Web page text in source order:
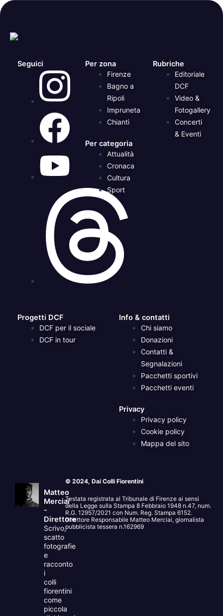
Seguici Per zona
Firenze
Bagno a
Ripoli
Impruneta
Chianti
Per categoria
Attualità
Cronaca
Cultura
Sport
Rubriche
Editoriale
DCF
Video &
Fotogallery
Concerti
& Eventi
Progetti DCF
DCF per il sociale
DCF in tour
Info & contatti
Chi siamo
Donazioni
Contatti &
Segnalazioni
Pacchetti sportivi
Pacchetti eventi
Privacy
Privacy policy
Cookie policy
Mappa del sito
Matteo
Merciai
-
Direttore
Scrivo,
scatto
fotografie
e
racconto
i
colli
fiorentini
come
piccola
© 2024, Dai Colli Fiorentini
Testata registrata al Tribunale di Firenze ai sensi
della Legge sulla Stampa 8 Febbraio 1948 n.47, num.
R.G. 12957/2021 con Num. Reg. Stampa 6152.
Direttore Responsabile Matteo Merciai, giornalista
pubblicista tessera n.162969